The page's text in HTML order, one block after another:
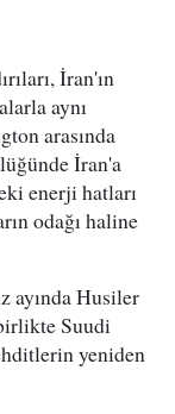
İran'ın
aynı
arasında
İran'a
enerji hatları
odağı haline
ayında Husiler
Suudi
yeniden